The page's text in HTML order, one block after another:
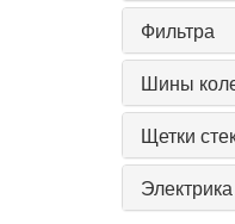
Фильтра
Шины
Щетки
Электрика